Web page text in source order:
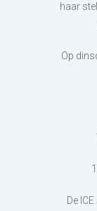
haar
Op
De